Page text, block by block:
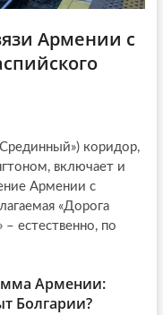
Армении с
коридор,
включает и
Армении с
«Дорога
– естественно, по
Армении:
Болгарии?